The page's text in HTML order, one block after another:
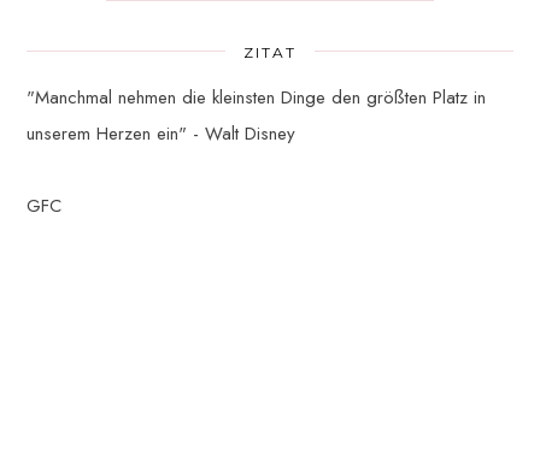
ZITAT
"Manchmal nehmen die kleinsten Dinge den größten Platz in
unserem Herzen ein" - Walt Disney
GFC